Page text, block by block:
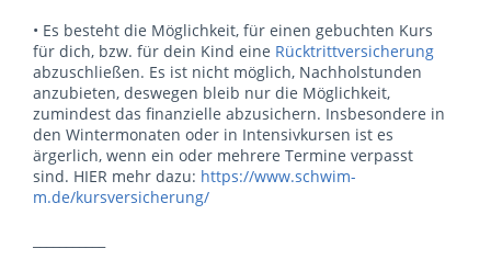
• Es besteht die Möglichkeit, für einen gebuchten Kurs
für dich, bzw. für dein Kind eine Rücktrittversicherung
abzuschließen. Es ist nicht möglich, Nachholstunden
anzubieten, deswegen bleib nur die Möglichkeit,
zumindest das finanzielle abzusichern. Insbesondere in
den Wintermonaten oder in Intensivkursen ist es
ärgerlich, wenn ein oder mehrere Termine verpasst
sind. HIER mehr dazu: https://www.schwim-
m.de/kursversicherung/